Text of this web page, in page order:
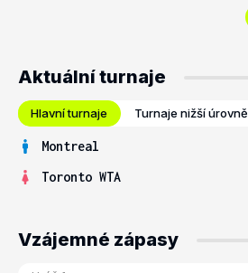
Aktuální turnaje
Hlavní turnaje Turnaje nižší úrovně
Montreal
Toronto WTA
Vzájemné zápasy